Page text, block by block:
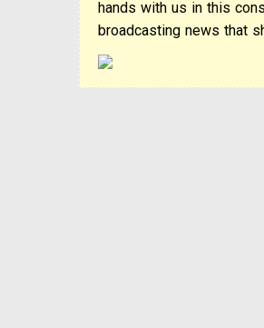
hands with us in this
broadcasting news that